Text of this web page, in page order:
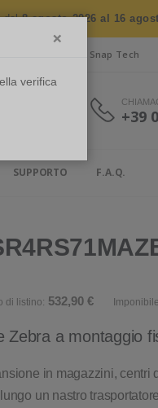
dal8 agosto 2026 al 16
Snap Tech
+39
SUPPORTO F.A.Q.
di listino: 532,90 €
Zebra a montaggio
in magazzini,
un nastro
×
verifica